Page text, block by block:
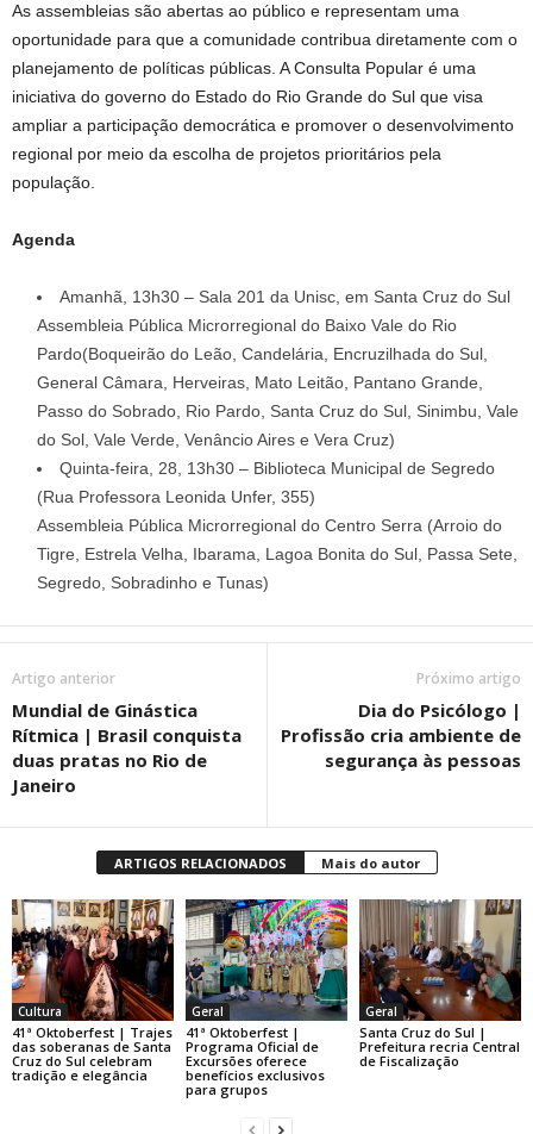
As assembleias são abertas ao público e representam uma
oportunidade para que a comunidade contribua diretamente com o
planejamento de políticas públicas. A Consulta Popular é uma
iniciativa do governo do Estado do Rio Grande do Sul que visa
ampliar a participação democrática e promover o desenvolvimento
regional por meio da escolha de projetos prioritários pela
população.
Agenda
Amanhã, 13h30 – Sala 201 da Unisc, em Santa Cruz do Sul
Assembleia Pública Microrregional do Baixo Vale do Rio
Pardo(Boqueirão do Leão, Candelária, Encruzilhada do Sul,
General Câmara, Herveiras, Mato Leitão, Pantano Grande,
Passo do Sobrado, Rio Pardo, Santa Cruz do Sul, Sinimbu, Vale
do Sol, Vale Verde, Venâncio Aires e Vera Cruz)
Quinta-feira, 28, 13h30 – Biblioteca Municipal de Segredo
(Rua Professora Leonida Unfer, 355)
Assembleia Pública Microrregional do Centro Serra (Arroio do
Tigre, Estrela Velha, Ibarama, Lagoa Bonita do Sul, Passa Sete,
Segredo, Sobradinho e Tunas)
Artigo anterior
Mundial de Ginástica
Rítmica | Brasil conquista
duas pratas no Rio de
Janeiro
Próximo artigo
Dia do Psicólogo |
Profissão cria ambiente de
segurança às pessoas
ARTIGOS RELACIONADOS Mais do autor
Cultura
41ª Oktoberfest | Trajes
das soberanas de Santa
Cruz do Sul celebram
tradição e elegância
Geral
41ª Oktoberfest |
Programa Oficial de
Excursões oferece
benefícios exclusivos
para grupos
Geral
Santa Cruz do Sul |
Prefeitura recria Central
de Fiscalização